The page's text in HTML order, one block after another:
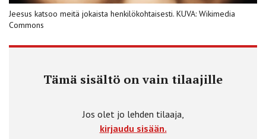
Jeesus katsoo meitä jokaista henkilökohtaisesti. KUVA: Wikimedia
Commons
Tämä sisältö on vain tilaajille
Jos olet jo lehden tilaaja,
kirjaudu sisään.